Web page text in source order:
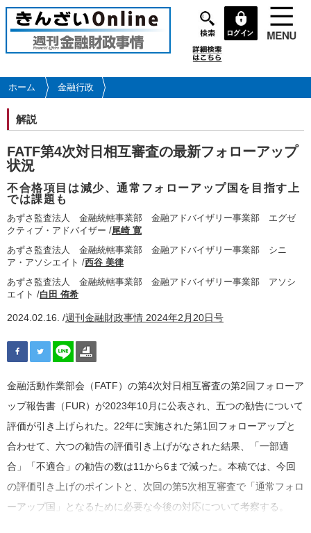
メ
イ
コ
ン
に
移
動
ホーム 金融行政
解説
FATF第4次対日相互審査の最新フォローアップ
状況
不合格項目は減少、通常フォローアップ国を目指す上
では課題も
あずさ監査法人 金融統轄事業部 金融アドバイザリー事業部 エグゼ
クティブ・アドバイザー /尾崎 寛
あずさ監査法人 金融統轄事業部 金融アドバイザリー事業部 シニ
ア・アソシエイト /西谷 美律
あずさ監査法人 金融統轄事業部 金融アドバイザリー事業部 アソシ
エイト /白田 侑希
2024.02.16. /週刊金融財政事情 2024年2月20日号
金融活動作業部会（FATF）の第4次対日相互審査の第2回フォローア
ップ報告書（FUR）が2023年10月に公表され、五つの勧告について
評価が引き上げられた。22年に実施された第1回フォローアップと
合わせて、六つの勧告の評価引き上げがなされた結果、「一部適
合」「不適合」の勧告の数は11から6まで減った。本稿では、今回
の評価引き上げのポイントと、次回の第5次相互審査で「通常フォロ
ーアップ国」となるために必要な今後の対応について考察する。